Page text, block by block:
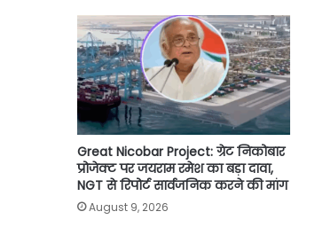
o
k
r
p
p
n
k
Great Nicobar Project: ग्रेट निकोबार
प्रोजेक्ट पर जयराम रमेश का बड़ा दावा,
NGT से रिपोर्ट सार्वजनिक करने की मांग
August 9, 2026